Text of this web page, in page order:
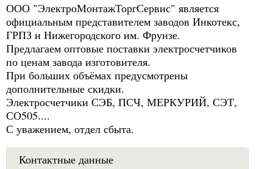
ООО "ЭлектроМонтажТоргСервис" является
официальным представителем заводов Инкотекс,
ГРПЗ и Нижегородского им. Фрунзе.
Предлагаем оптовые поставки электросчетчиков
по ценам завода изготовителя.
При больших объёмах предусмотрены
дополнительные скидки.
Электросчетчики СЭБ, ПСЧ, МЕРКУРИЙ, СЭТ,
СО505....
С уважением, отдел сбыта.
Контактные данные